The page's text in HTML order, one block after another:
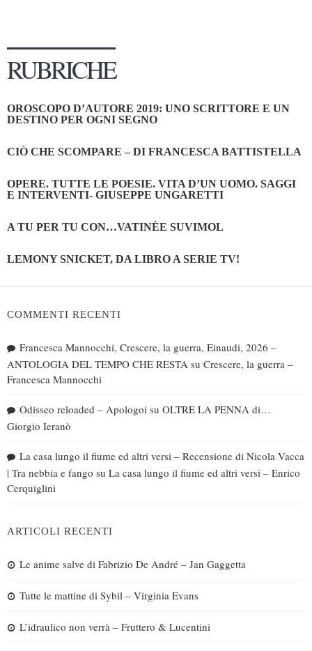
RUBRICHE
OROSCOPO D’AUTORE 2019: UNO SCRITTORE E UN
DESTINO PER OGNI SEGNO
CIÒ CHE SCOMPARE – DI FRANCESCA BATTISTELLA
OPERE. TUTTE LE POESIE. VITA D’UN UOMO. SAGGI
E INTERVENTI- GIUSEPPE UNGARETTI
A TU PER TU CON…VATINÈE SUVIMOL
LEMONY SNICKET, DA LIBRO A SERIE TV!
COMMENTI RECENTI
Francesca Mannocchi, Crescere, la guerra, Einaudi, 2026 –
ANTOLOGIA DEL TEMPO CHE RESTA su Crescere, la guerra –
Francesca Mannocchi
Odisseo reloaded – Apologoi su OLTRE LA PENNA di…
Giorgio Ieranò
La casa lungo il fiume ed altri versi – Recensione di Nicola Vacca
| Tra nebbia e fango su La casa lungo il fiume ed altri versi – Enrico
Cerquiglini
ARTICOLI RECENTI
Le anime salve di Fabrizio De André – Jan Gaggetta
Tutte le mattine di Sybil – Virginia Evans
L’idraulico non verrà – Fruttero & Lucentini